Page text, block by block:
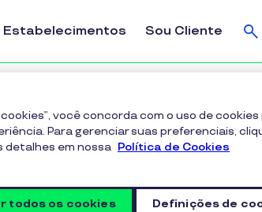
Estabelecimentos Sou Cliente
você concorda com o uso de
Para gerenciar suas preferenciais,
detalhes em nossa Política de Cookies
Definições de
todos os cookies